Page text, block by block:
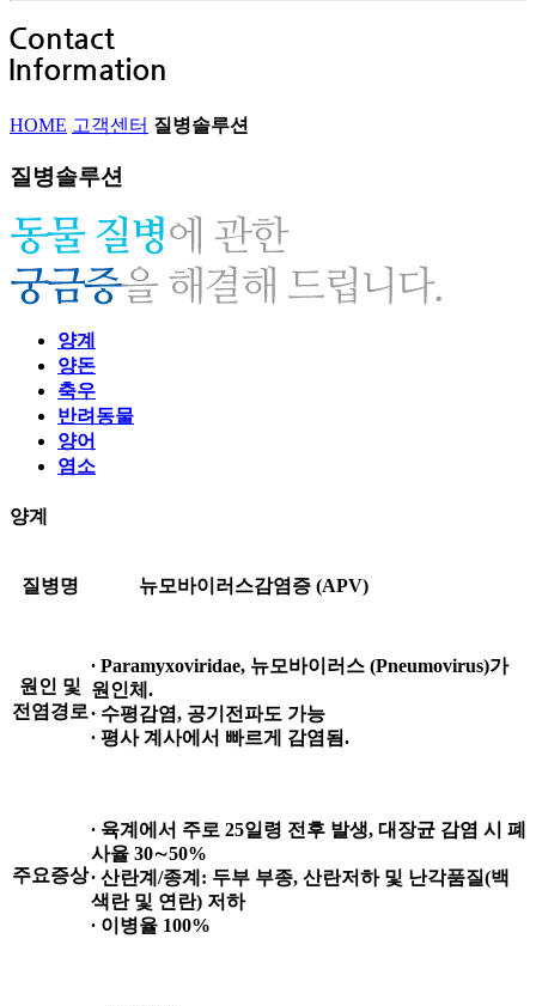
HOME 고객센터 질병솔루션
질병솔루션
양계
양돈
축우
반려동물
양어
염소
양계
질병명 뉴모바이러스감염증 (APV)
원인 및
전염경로
∙ Paramyxoviridae, 뉴모바이러스 (Pneumovirus)가
원인체.
∙ 수평감염, 공기전파도 가능
∙ 평사 계사에서 빠르게 감염됨.
주요증상
∙ 육계에서 주로 25일령 전후 발생, 대장균 감염 시 폐
사율 30∼50%
∙ 산란계/종계: 두부 부종, 산란저하 및 난각품질(백
색란 및 연란) 저하
∙ 이병율 100%